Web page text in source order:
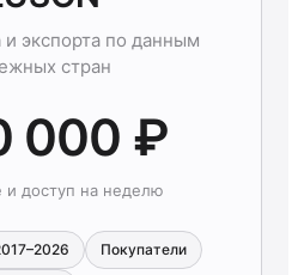
экспорта по данным
стран
000 ₽
и доступ на неделю
Покупатели